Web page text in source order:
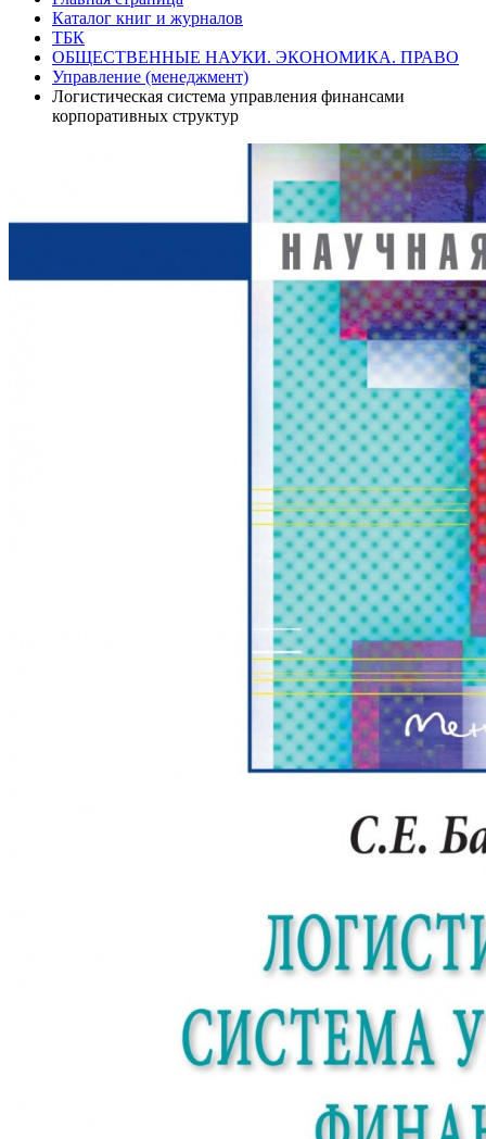
Каталог книг и журналов
ТБК
ОБЩЕСТВЕННЫЕ НАУКИ. ЭКОНОМИКА. ПРАВО
Управление (менеджмент)
Логистическая система управления финансами
корпоративных структур